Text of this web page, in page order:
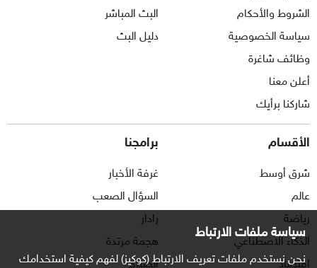
سياسة ملفات الارتباط
نحن نستخدم ملفات تعريف الارتباط (كوكيز) لفهم كيفية استخدامك
الشروط والأحكام
سياسة الخصوصية
وظائف شاغرة
أعلن معنا
شاركنا برأيك
البث المباشر
دليل البث
الأقسام
شرق أوسط
عالم
رياضة
الذكاء الاصطناعي
اقتصاد
برامجنا
غرفة الأخبار
السؤال الصعب
رادار
هجمة مرتدة
الصباح